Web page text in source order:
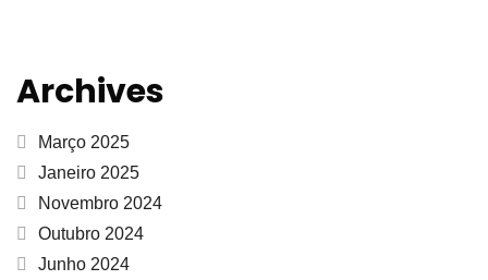
Archives
Março 2025
Janeiro 2025
Novembro 2024
Outubro 2024
Junho 2024